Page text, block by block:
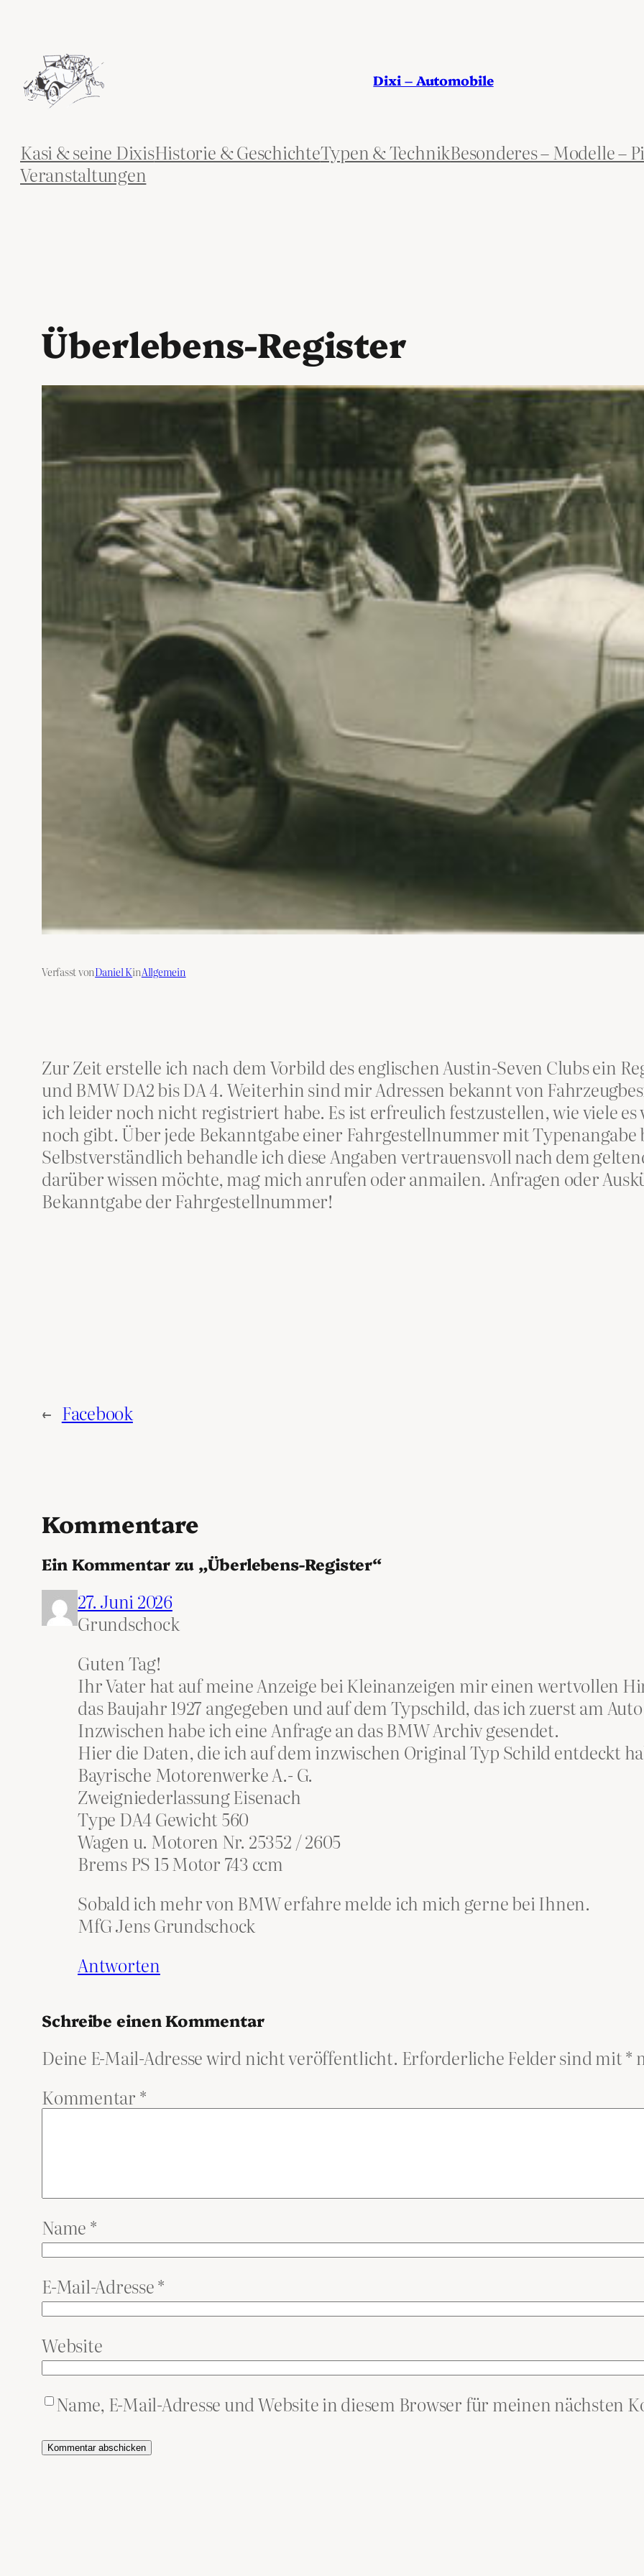
springen
Dixi – Automobile
Kasi & seine DixisHistorie & GeschichteTypen & TechnikBesonderes – Modelle –
Veranstaltungen
Überlebens-Register
Verfasst vonDaniel KinAllgemein
Zur Zeit erstelle ich nach dem Vorbild des englischen Austin-Seven Clubs ein
und BMW DA2 bis DA 4. Weiterhin sind mir Adressen bekannt von
ich leider noch nicht registriert habe. Es ist erfreulich festzustellen, wie viele es
noch gibt. Über jede Bekanntgabe einer Fahrgestellnummer mit Typenangabe
Selbstverständlich behandle ich diese Angaben vertrauensvoll nach dem
darüber wissen möchte, mag mich anrufen oder anmailen. Anfragen oder
Bekanntgabe der Fahrgestellnummer!
← Facebook
Kommentare
Ein Kommentar zu „Überlebens-Register“
27. Juni 2026
Grundschock
Guten Tag!
Ihr Vater hat auf meine Anzeige bei Kleinanzeigen mir einen wertvollen
das Baujahr 1927 angegeben und auf dem Typschild, das ich zuerst am
Inzwischen habe ich eine Anfrage an das BMW Archiv gesendet.
Hier die Daten, die ich auf dem inzwischen Original Typ Schild entdeckt
Bayrische Motorenwerke A.- G.
Zweigniederlassung Eisenach
Type DA4 Gewicht 560
Wagen u. Motoren Nr. 25352 / 2605
Brems PS 15 Motor 743 ccm
Sobald ich mehr von BMW erfahre melde ich mich gerne bei Ihnen.
MfG Jens Grundschock
Antworten
Schreibe einen Kommentar
Deine E-Mail-Adresse wird nicht veröffentlicht. Erforderliche Felder sind mit*
Kommentar *
Name *
E-Mail-Adresse*
Website
Name, E-Mail-Adresse und Website in diesem Browser für meinen nächsten